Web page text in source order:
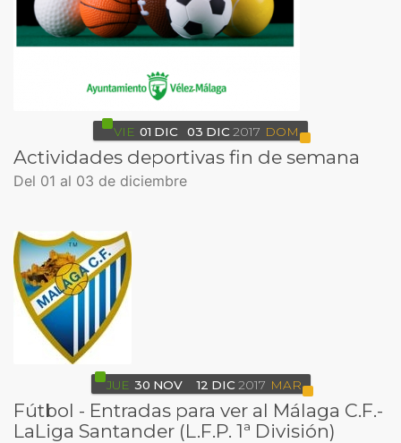
VIE 01 DIC 03 DIC 2017 DOM
Actividades deportivas fin de semana
Del 01 al 03 de diciembre
JUE 30 NOV 12 DIC 2017 MAR
Fútbol - Entradas para ver al Málaga C.F.-
LaLiga Santander (L.F.P. 1ª División)